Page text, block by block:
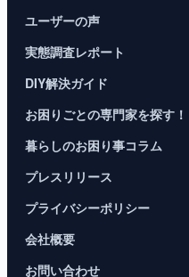
ユーザーの声
実態調査レポート
DIY解決ガイド
お困りごとの専門家を探す！
暮らしのお困り事コラム
プレスリリース
プライバシーポリシー
会社概要
お問い合わせ